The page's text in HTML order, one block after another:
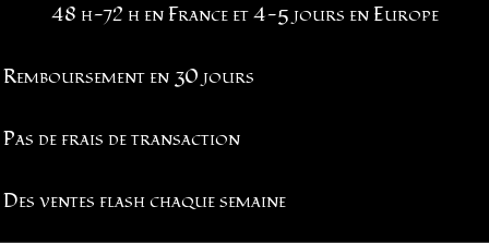
48 h-72 h en France et 4-5 jours en Europe
Remboursement en 30 jours
Pas de frais de transaction
Des ventes flash chaque semaine